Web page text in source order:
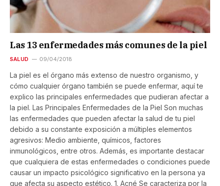
Las 13 enfermedades más comunes de la piel
SALUD 09/04/2018
La piel es el órgano más extenso de nuestro organismo, y
cómo cualquier órgano también se puede enfermar, aquí te
explico las principales enfermedades que pudieran afectar a
la piel. Las Principales Enfermedades de la Piel Son muchas
las enfermedades que pueden afectar la salud de tu piel
debido a su constante exposición a múltiples elementos
agresivos: Medio ambiente, químicos, factores
inmunológicos, entre otros. Además, es importante destacar
que cualquiera de estas enfermedades o condiciones puede
causar un impacto psicológico significativo en la persona ya
que afecta su aspecto estético. 1. Acné Se caracteriza por la